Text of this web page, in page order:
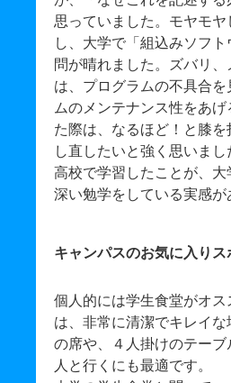
思っていました。モヤモ
し、大学で「組込みソフ
問が晴れました。ズバリ
は、プログラムの不具合
ムのメンテナンス性をあ
た際は、なるほど！と膝
し直したいと強く思いまし
高校で学習したことが、
深い勉学をしている実感が
キャンパスのお気に入りス
個人的には学生食堂がオ
は、非常に清潔でキレイ
の席や、４人掛けのテー
人と行くにも最適です。